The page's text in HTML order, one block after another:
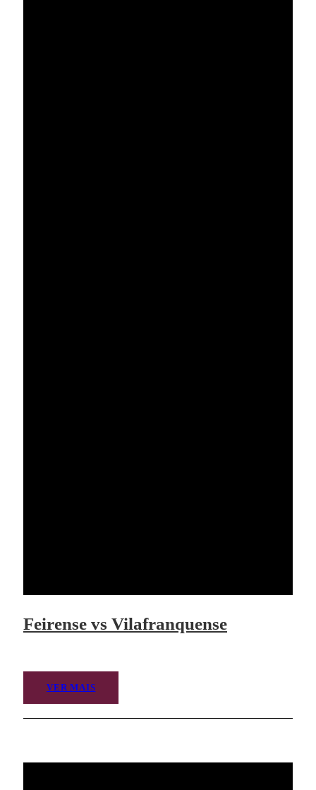
Feirense vs Vilafranquense
VER MAIS